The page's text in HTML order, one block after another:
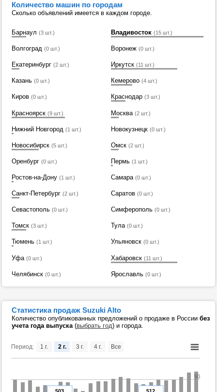
Количество машин по городам
Сколько объявлений имеется в каждом городе.
Барнаул (3 шт.) Владивосток (15 шт.)
Волгоград (0 шт.) Воронеж (0 шт.)
Екатеринбург (2 шт.) Иркутск (11 шт.)
Казань (0 шт.) Кемерово (4 шт.)
Киров (0 шт.) Краснодар (3 шт.)
Красноярск (9 шт.) Москва (2 шт.)
Нижний Новгород (1 шт.) Новокузнецк (0 шт.)
Новосибирск (5 шт.) Омск (2 шт.)
Оренбург (0 шт.) Пермь (1 шт.)
Ростов-на-Дону (1 шт.) Самара (0 шт.)
Санкт-Петербург (2 шт.) Саратов (0 шт.)
Севастополь (0 шт.) Симферополь (0 шт.)
Томск (3 шт.) Тула (0 шт.)
Тюмень (1 шт.) Ульяновск (0 шт.)
Уфа (0 шт.) Хабаровск (11 шт.)
Челябинск (0 шт.) Ярославль (0 шт.)
Статистика продаж Suzuki Alto
Количество опубликованных предложений о продаже в России без
учета года выпуска(выбрать год) и города.
Период:
50
1 г. 2 г. 3 г. 4 г. Все